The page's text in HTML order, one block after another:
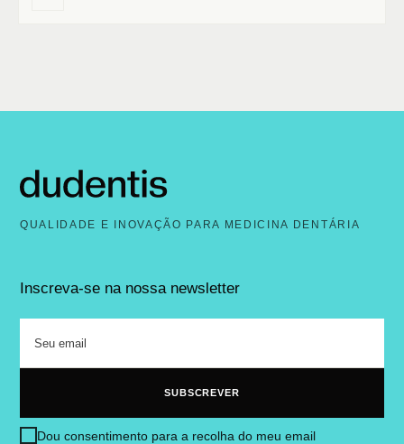
QUALIDADE E INOVAÇÃO PARA MEDICINA DENTÁRIA
Inscreva-se na nossa newsletter
Dou consentimento para a recolha do meu email